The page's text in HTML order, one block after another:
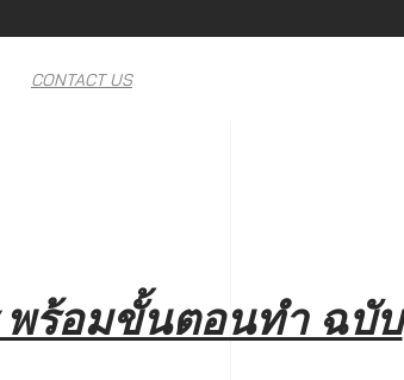
CONTACT US
พร้อมขั้นตอนทำ ฉบับ